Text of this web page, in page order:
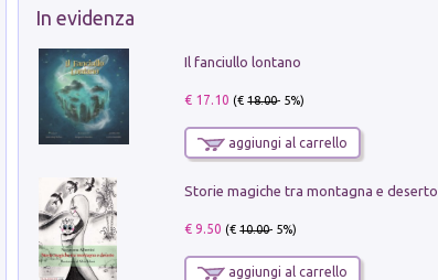
In evidenza
Il fanciullo lontano
€ 17.10 (€18.00- 5%)
aggiungi al carrello
Storie magiche tra montagna e deserto
€ 9.50 (€10.00- 5%)
aggiungi al carrello